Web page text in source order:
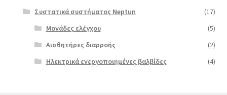
Συστατικά συστήματος Neptun
(17)
Μονάδες ελέγχου
(5)
Αισθητήρες διαρροής
(2)
Ηλεκτρικά ενεργοποιημένες βαλβίδες
(4)